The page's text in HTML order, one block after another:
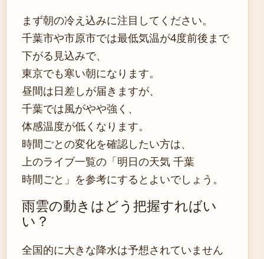
まず朝の冷え込みに注目してください。
千葉市や市原市では最低気温が4度前後まで
下がる見込みで、
東京でも寒い朝になります。
昼間は日差しが届きますが、
千葉では風がやや強く、
体感温度が低くなります。
時間ごとの変化を確認したい方は、
上のライブ一覧の「明日の天気 千葉
時間ごと」を参考にするとよいでしょう。
雨雲の動きはどう把握すればい
い？
全国的に大きな降水は予想されていません